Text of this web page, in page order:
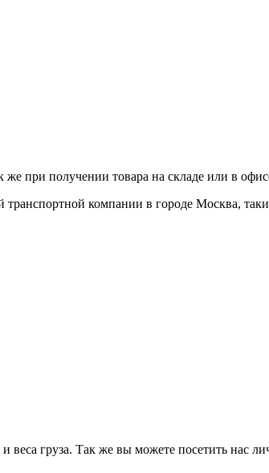
при получении товара на складе или в
компании в городе Москва,
веса груза. Так же вы можете посетить нас